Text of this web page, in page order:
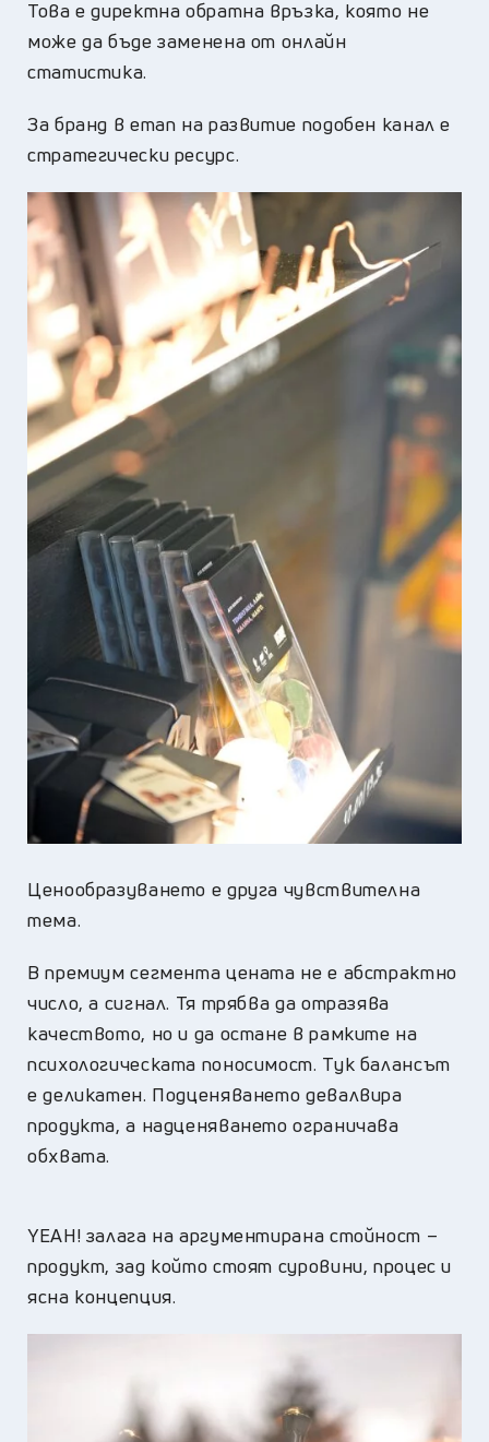
Това е директна обратна връзка, която не
може да бъде заменена от онлайн
статистика.
За бранд в етап на развитие подобен канал е
стратегически ресурс.
Ценообразуването е друга чувствителна
тема.
В премиум сегмента цената не е абстрактно
число, а сигнал. Тя трябва да отразява
качеството, но и да остане в рамките на
психологическата поносимост. Тук балансът
е деликатен. Подценяването девалвира
продукта, а надценяването ограничава
обхвата.
YEAH! залага на аргументирана стойност –
продукт, зад който стоят суровини, процес и
ясна концепция.